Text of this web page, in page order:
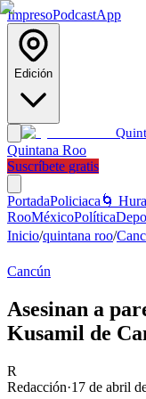
ImpresoPodcastApp
Edición
Quintana Roo
Suscríbete gratis
PortadaPoliciaca 🌀
RooMéxicoPolítica
Inicio/quintana roo/
Cancún
Asesinan a
Kusamil de
R
Redacción·17 de abril